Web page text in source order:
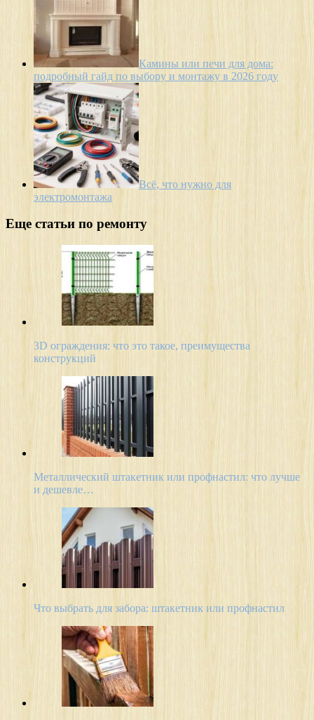
Камины или печи для дома:
подробный гайд по выбору и монтажу в 2026 году
Всё, что нужно для
электромонтажа
Еще статьи по ремонту
3D ограждения: что это такое, преимущества
конструкций
Металлический штакетник или профнастил: что лучше
и дешевле…
Что выбрать для забора: штакетник или профнастил